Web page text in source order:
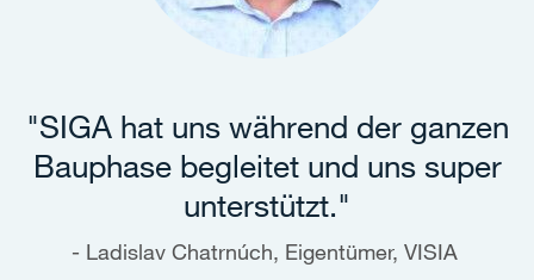
"SIGA hat uns während der ganzen
Bauphase begleitet und uns super
unterstützt."
Ladislav Chatrnúch, Eigentümer, VISIA